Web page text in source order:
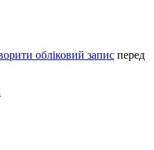
обліковий запис перед